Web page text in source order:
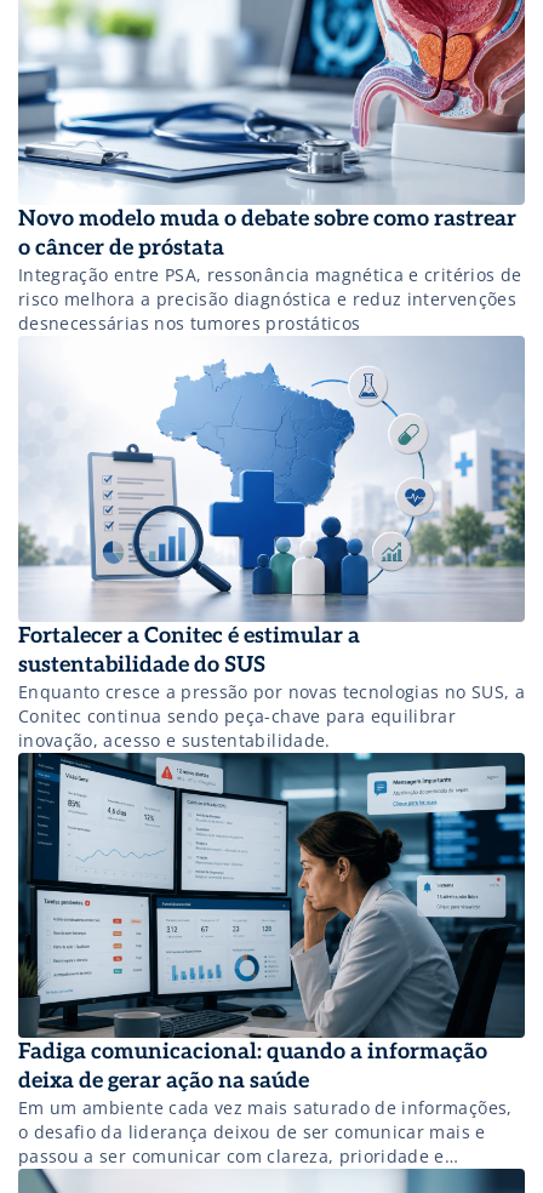
Novo modelo muda o debate sobre como rastrear
o câncer de próstata
Integração entre PSA, ressonância magnética e critérios de
risco melhora a precisão diagnóstica e reduz intervenções
desnecessárias nos tumores prostáticos
Fortalecer a Conitec é estimular a
sustentabilidade do SUS
Enquanto cresce a pressão por novas tecnologias no SUS, a
Conitec continua sendo peça-chave para equilibrar
inovação, acesso e sustentabilidade.
Fadiga comunicacional: quando a informação
deixa de gerar ação na saúde
Em um ambiente cada vez mais saturado de informações,
o desafio da liderança deixou de ser comunicar mais e
passou a ser comunicar com clareza, prioridade e
propósito.